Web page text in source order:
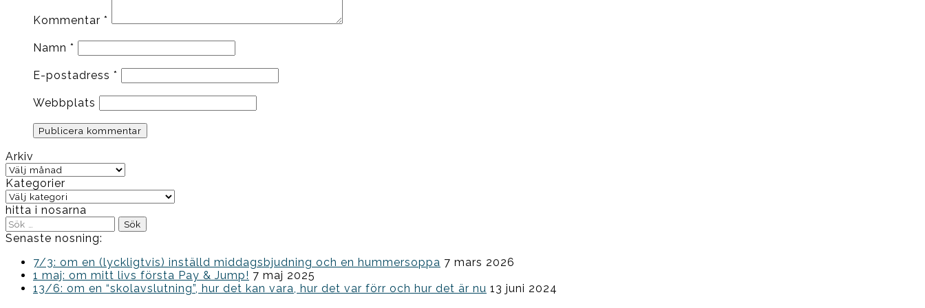
Kommentar *
Namn *
E-postadress *
Webbplats
Arkiv
Arkiv
Kategorier
Kategorier
hitta i nosarna
Sök
efter:
Senaste nosning:
7/3: om en (lyckligtvis) inställd middagsbjudning och en hummersoppa 7 mars 2026
1 maj: om mitt livs första Pay & Jump! 7 maj 2025
13/6: om en “skolavslutning”, hur det kan vara, hur det var förr och hur det är nu 13 juni 2024